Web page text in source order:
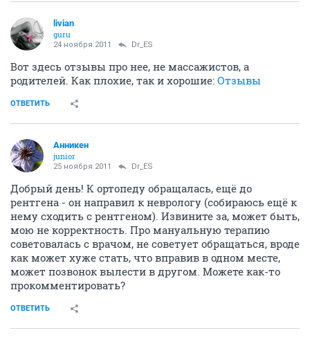
livian
guru
24 ноября 2011 Dr_ES
Вот здесь отзывы про нее, не массажистов, а
родителей. Как плохие, так и хорошие: Отзывы
ОТВЕТИТЬ
Анникен
junior
25 ноября 2011 Dr_ES
Добрый день! К ортопеду обращалась, ещё до
рентгена - он направил к неврологу (собираюсь ещё к
нему сходить с рентгеном). Извините за, может быть,
мою не корректность. Про мануальную терапию
советовалась с врачом, не советует обращаться, вроде
как может хуже стать, что вправив в одном месте,
может позвонок вылести в другом. Можете как-то
прокомментировать?
ОТВЕТИТЬ